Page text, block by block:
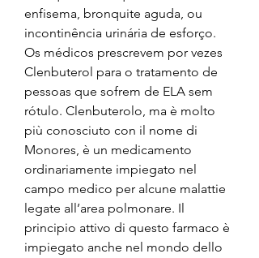
enfisema, bronquite aguda, ou
incontinência urinária de esforço.
Os médicos prescrevem por vezes
Clenbuterol para o tratamento de
pessoas que sofrem de ELA sem
rótulo. Clenbuterolo, ma è molto
più conosciuto con il nome di
Monores, è un medicamento
ordinariamente impiegato nel
campo medico per alcune malattie
legate all’area polmonare. Il
principio attivo di questo farmaco è
impiegato anche nel mondo dello